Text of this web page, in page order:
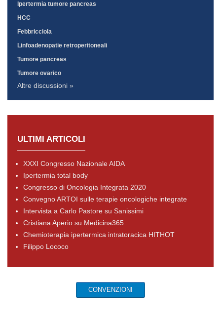
Ipertermia tumore pancreas
HCC
Febbricciola
Linfoadenopatie retroperitoneali
Tumore pancreas
Tumore ovarico
Altre discussioni »
ULTIMI ARTICOLI
XXXI Congresso Nazionale AIDA
Ipertermia total body
Congresso di Oncologia Integrata 2020
Convegno ARTOI sulle terapie oncologiche integrate
Intervista a Carlo Pastore su Sanissimi
Cristiana Aperio su Medicina365
Chemioterapia ipertermica intratoracica HITHOT
Filippo Lococo
CONVENZIONI